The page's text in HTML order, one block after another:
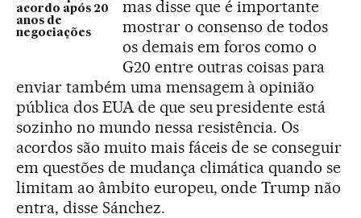
acordo após 20
anos de
negociações
mas disse que é importante
mostrar o consenso de todos
os demais em foros como o
G20 entre outras coisas para
enviar também uma mensagem à opinião
pública dos EUA de que seu presidente está
sozinho no mundo nessa resistência. Os
acordos são muito mais fáceis de se conseguir
em questões de mudança climática quando se
limitam ao âmbito europeu, onde Trump não
entra, disse Sánchez.